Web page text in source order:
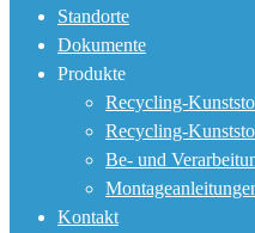
Standorte
Dokumente
Produkte
Recycling-
Recycling-
Be- und
Kontakt